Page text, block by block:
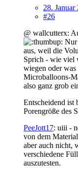
28.
#26
@ wallcutterx:
Nur
aus, weil die
Sprich - wie viel
wiegen oder was
Microballoons-
also ganz grob
Entscheidend ist
Porengröße des
PeeJott17: uiii -
von dem
aber auch nicht,
verschiedene
auszutesten.